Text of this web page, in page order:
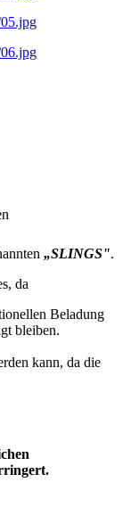
„SLINGS".
da
Beladung
bleiben.
kann, da die